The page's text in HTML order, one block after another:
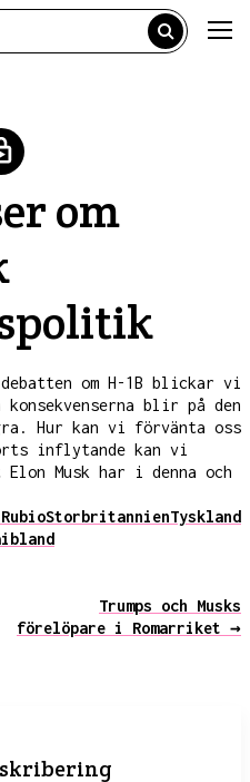
om
om H-1B blickar vi
blir på den
Hur kan vi förvänta oss
inflytande kan vi
Musk har i denna och
StorbritannienTyskland
ibland
Trumps och Musks
förelöpare i Romarriket →